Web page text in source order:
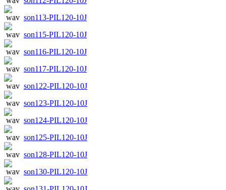
son113-PIL120-10J
son115-PIL120-10J
son116-PIL120-10J
son117-PIL120-10J
son122-PIL120-10J
son123-PIL120-10J
son124-PIL120-10J
son125-PIL120-10J
son128-PIL120-10J
son130-PIL120-10J